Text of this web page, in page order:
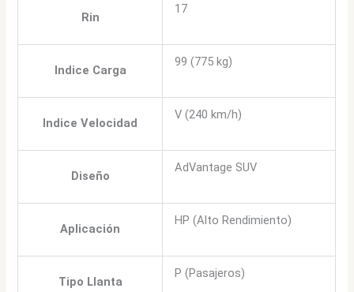
Rin
17
Indice Carga
99 (775 kg)
Indice Velocidad
V (240 km/h)
Diseño
AdVantage SUV
Aplicación
HP (Alto Rendimiento)
Tipo Llanta
P (Pasajeros)